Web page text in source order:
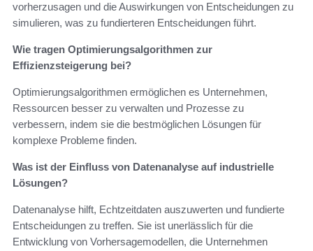
vorherzusagen und die Auswirkungen von Entscheidungen zu
simulieren, was zu fundierteren Entscheidungen führt.
Wie tragen Optimierungsalgorithmen zur
Effizienzsteigerung bei?
Optimierungsalgorithmen ermöglichen es Unternehmen,
Ressourcen besser zu verwalten und Prozesse zu
verbessern, indem sie die bestmöglichen Lösungen für
komplexe Probleme finden.
Was ist der Einfluss von Datenanalyse auf industrielle
Lösungen?
Datenanalyse hilft, Echtzeitdaten auszuwerten und fundierte
Entscheidungen zu treffen. Sie ist unerlässlich für die
Entwicklung von Vorhersagemodellen, die Unternehmen